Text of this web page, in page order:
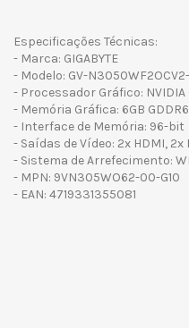
Especificações Técnicas:
- Marca: GIGABYTE
- Modelo: GV-
- Processador Gráfico: NVIDIA
- Memória Gráfica: 6GB GDDR6
- Interface de Memória: 96-bit
- Saídas de Vídeo: 2x HDMI,
- Sistema de Arrefecimento:
- MPN: 9VN305WO62-00-G10
- EAN: 4719331355081